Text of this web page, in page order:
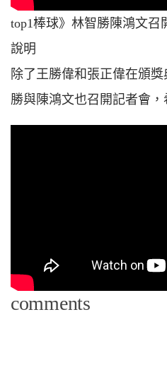
top1棒球》林智勝陳鴻文
說明
除了王勝偉和張正偉在頒
勝與陳鴻文也召開記者會，
comments